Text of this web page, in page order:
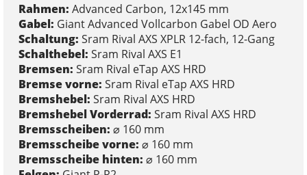
Rahmen: Advanced Carbon, 12x145 mm
Gabel: Giant Advanced Vollcarbon Gabel OD Aero
Schaltung: Sram Rival AXS XPLR 12-fach, 12-Gang
Schalthebel: Sram Rival AXS E1
Bremsen: Sram Rival eTap AXS HRD
Bremse vorne: Sram Rival eTap AXS HRD
Bremshebel: Sram Rival AXS HRD
Bremshebel Vorderrad: Sram Rival AXS HRD
Bremsscheiben: ⌀ 160 mm
Bremsscheibe vorne: ⌀ 160 mm
Bremsscheibe hinten: ⌀ 160 mm